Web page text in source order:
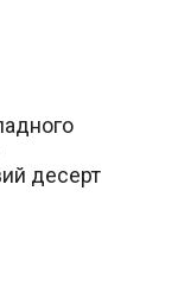
десерт